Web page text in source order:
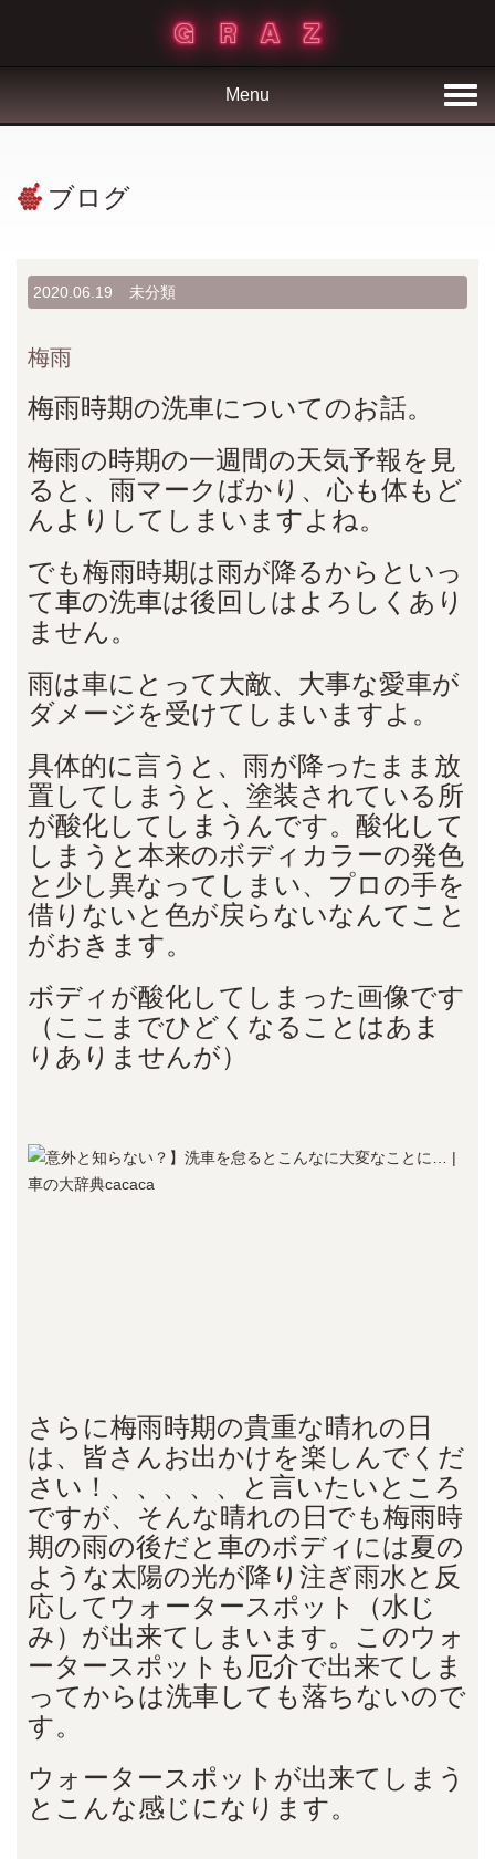
Menu
ブログ
2020.06.19 未分類
梅雨
梅雨時期の洗車についてのお話。
梅雨の時期の一週間の天気予報を見
ると、雨マークばかり、心も体もど
んよりしてしまいますよね。
でも梅雨時期は雨が降るからといっ
て車の洗車は後回しはよろしくあり
ません。
雨は車にとって大敵、大事な愛車が
ダメージを受けてしまいますよ。
具体的に言うと、雨が降ったまま放
置してしまうと、塗装されている所
が酸化してしまうんです。酸化して
しまうと本来のボディカラーの発色
と少し異なってしまい、プロの手を
借りないと色が戻らないなんてこと
がおきます。
ボディが酸化してしまった画像です
（ここまでひどくなることはあま
りありませんが）
さらに梅雨時期の貴重な晴れの日
は、皆さんお出かけを楽しんでくだ
さい！、、、、、と言いたいところ
ですが、そんな晴れの日でも梅雨時
期の雨の後だと車のボディには夏の
ような太陽の光が降り注ぎ雨水と反
応してウォータースポット（水じ
み）が出来てしまいます。このウォ
ータースポットも厄介で出来てしま
ってからは洗車しても落ちないので
す。
ウォータースポットが出来てしまう
とこんな感じになります。